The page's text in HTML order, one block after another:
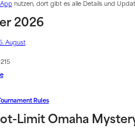
nutzen, dort gibt es alle Details und
2026
August
Rules
Limit Omaha